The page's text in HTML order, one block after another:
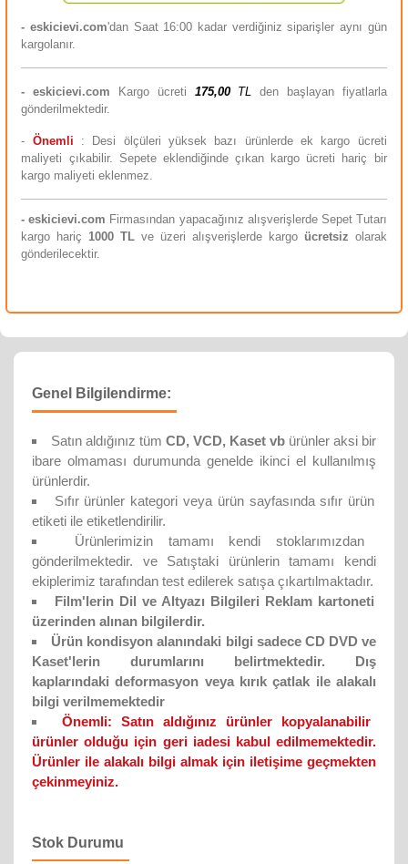
- eskicievi.com'dan Saat 16:00 kadar verdiğiniz siparişler aynı gün
kargolanır.
-eskicievi.com Kargo ücreti 175,00 TL den başlayan fiyatlarla
gönderilmektedir.
- Önemli
: Desi ölçüleri yüksek bazı ürünlerde ek kargo ücreti
maliyeti çıkabilir. Sepete eklendiğinde çıkan kargo ücreti hariç bir
kargo maliyeti eklenmez.
-eskicievi.com Firmasından yapacağınız alışverişlerde Sepet Tutarı
kargo hariç1000 TL ve üzeri alışverişlerde kargo ücretsiz olarak
gönderilecektir.
Genel Bilgilendirme:
Satın aldığınız tüm CD, VCD, Kaset vb ürünler aksi bir
ibare olmaması durumunda genelde ikinci el kullanılmış
ürünlerdir.
Sıfır ürünler kategori veya ürün sayfasında sıfır ürün
etiketi ile etiketlendirilir.
Ürünlerimizin tamamı kendi stoklarımızdan
gönderilmektedir. ve Satıştaki ürünlerin tamamı kendi
ekiplerimiz tarafından test edilerek satışa çıkartılmaktadır.
Film'lerin Dil ve Altyazı Bilgileri Reklam kartoneti
üzerinden alınan bilgilerdir.
Ürün kondisyon alanındaki bilgi sadece CD DVD ve
Kaset'lerin durumlarını belirtmektedir. Dış
kaplarındaki deformasyon veya kırık çatlak ile alakalı
bilgi verilmemektedir
Önemli:
Satın aldığınız ürünler kopyalanabilir
ürünler olduğu için geri iadesi kabul edilmemektedir.
Ürünler ile alakalı bilgi almak için iletişime geçmekten
çekinmeyiniz.
Stok Durumu